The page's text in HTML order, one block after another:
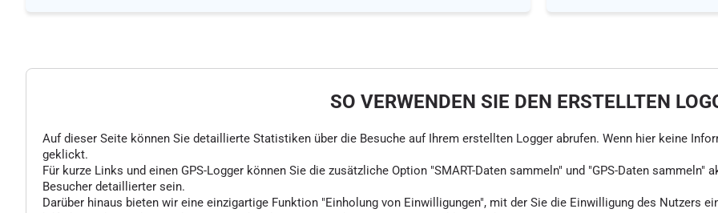
SO VERWENDEN SIE DEN ERSTELLTEN
Auf dieser Seite können Sie detaillierte Statistiken über die Besuche auf Ihrem erstellten Logger abrufen. Wenn hier keine
geklickt.
Für kurze Links und einen GPS-Logger können Sie die zusätzliche Option "SMART-Daten sammeln" und "GPS-Daten
Besucher detaillierter sein.
Darüber hinaus bieten wir eine einzigartige Funktion "Einholung von Einwilligungen", mit der Sie die Einwilligung des Nutzers